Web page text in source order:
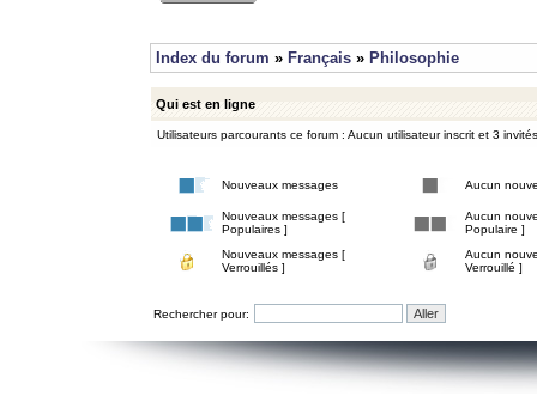
Index du forum » Français » Philosophie
Qui est en ligne
Utilisateurs parcourants ce forum : Aucun utilisateur inscrit et 3 invités
Nouveaux messages Aucun
Nouveaux messages [
Populaires ]
Aucun
Populaire ]
Nouveaux messages [
Verrouillés ]
Aucun
Verrouillé ]
Rechercher pour: